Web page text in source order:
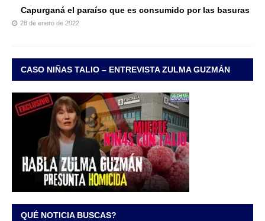
Capurganá el paraíso que es consumido por las basuras
28 de enero de 2022
CASO NIÑAS TALIO – ENTREVISTA ZULMA GUZMÁN
QUÉ NOTICIA BUSCAS?